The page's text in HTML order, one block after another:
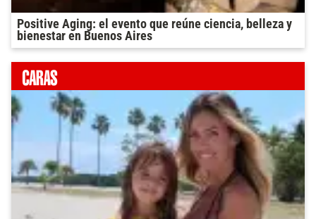
Positive Aging: el evento que reúne ciencia, belleza y
bienestar en Buenos Aires